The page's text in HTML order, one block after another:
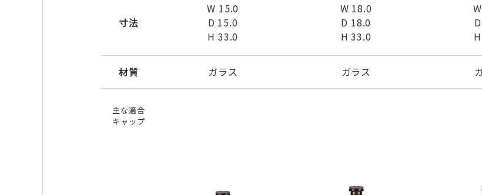
寸法
材質
主な適合
キャップ
W 15.0
D 15.0
H 33.0
ガラス
W 18.0
D 18.0
H 33.0
ガラス